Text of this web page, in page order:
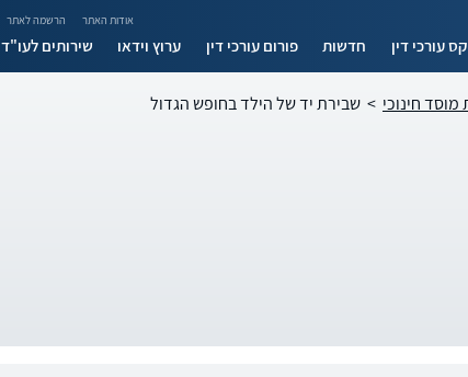
אודות האתר הרשמה לאתר
עורכי דין חדשות פורום עורכי דין ערוץ וידאו שירותים לעו"ד
חינוכי > שבירת יד של הילד בחופש הגדול